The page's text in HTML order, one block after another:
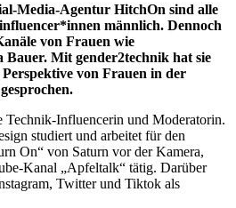
Media-Agentur HitchOn sind alle
männlich. Dennoch
von Frauen wie
Bauer. Mit gender2technik hat sie
von Frauen in der
Technik-Influencerin und Moderatorin.
studiert und arbeitet für den
On“ von Saturn vor der Kamera,
Kanal „Apfeltalk“ tätig. Darüber
Twitter und Tiktok als